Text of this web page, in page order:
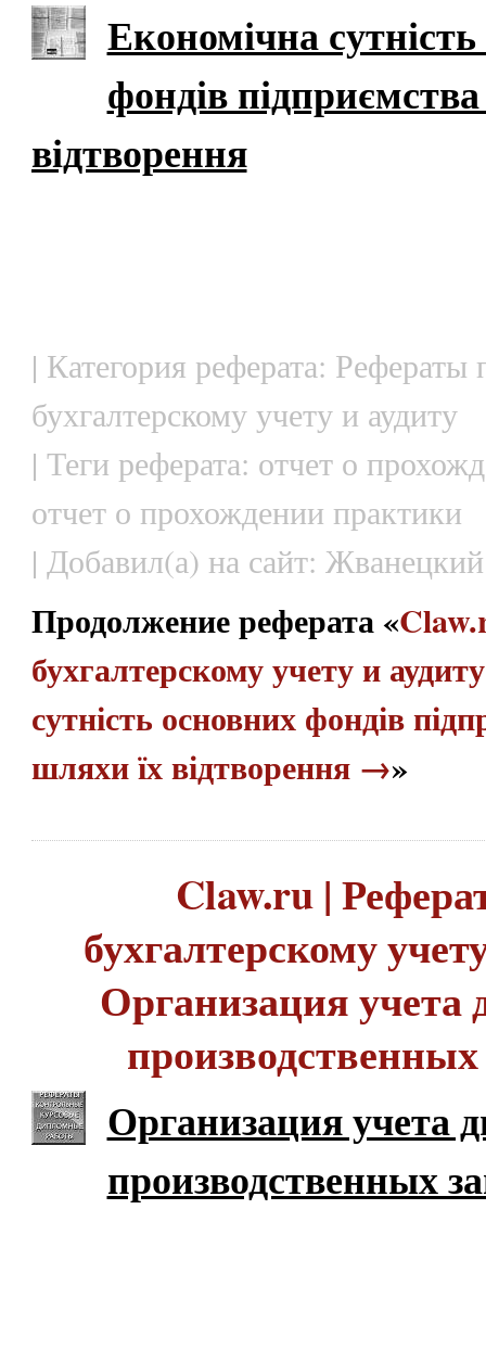
Економічна
фондів
відтворення
| Категория реферата: Рефераты
бухгалтерскому учету и аудиту
| Теги реферата: отчет о
отчет о прохождении практики
| Добавил(а) на сайт:
Продолжение реферата «
бухгалтерскому учету и
сутність основних фондів
шляхи їх відтворення →»
Claw.ru |
бухгалтерскому
Организация учета
производственных
Организация учета
производственных